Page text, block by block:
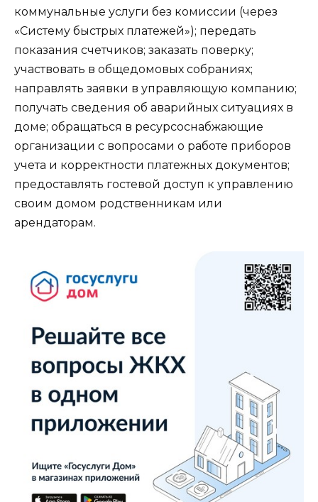
коммунальные услуги без комиссии (через
«Систему быстрых платежей»); передать
показания счетчиков; заказать поверку;
участвовать в общедомовых собраниях;
направлять заявки в управляющую компанию;
получать сведения об аварийных ситуациях в
доме; обращаться в ресурсоснабжающие
организации с вопросами о работе приборов
учета и корректности платежных документов;
предоставлять гостевой доступ к управлению
своим домом родственникам или
арендаторам.